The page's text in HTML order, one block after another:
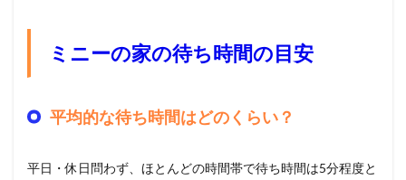
ミニーの家の待ち時間の目安
平均的な待ち時間はどのくらい？
平日・休日問わず、ほとんどの時間帯で待ち時間は5分程度と